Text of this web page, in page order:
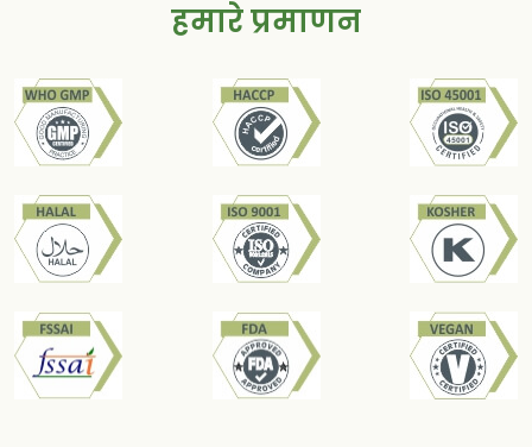
त्रिबंग-भस्म
पांवों के विकारों में उपयोग होती है, हड्डियों का समर्थन
करती है, और ऑस्टियोआर्थ्राइटिस को संभालने में
मदद करती है।
हमारे प्रमाणन